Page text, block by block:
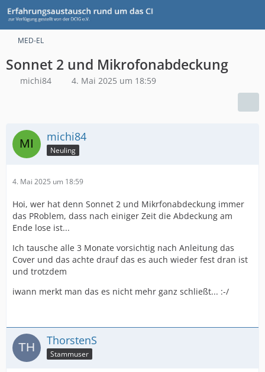
MED-EL
Sonnet 2 und Mikrofonabdeckung
michi84 4. Mai 2025 um 18:59
michi84
Neuling
4. Mai 2025 um 18:59
Hoi, wer hat denn Sonnet 2 und Mikrfonabdeckung immer
das PRoblem, dass nach einiger Zeit die Abdeckung am
Ende lose ist...
Ich tausche alle 3 Monate vorsichtig nach Anleitung das
Cover und das achte drauf das es auch wieder fest dran ist
und trotzdem
iwann merkt man das es nicht mehr ganz schließt... :-/
ThorstenS
Stammuser